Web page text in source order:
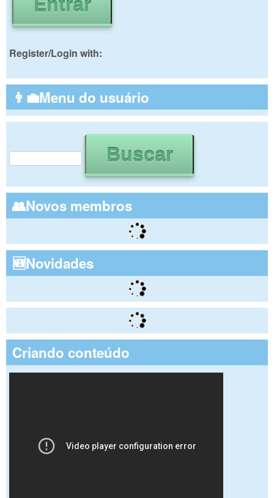
Register/Login with:
👨‍💼Menu do usuário
Formulário de busca
👥Novos membros
🆕Novidades
Criando conteúdo